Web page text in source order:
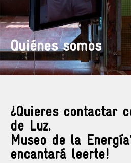
Quiénes somos
¿Quieres contactar
de Luz.
Museo de la
encantará leerte!